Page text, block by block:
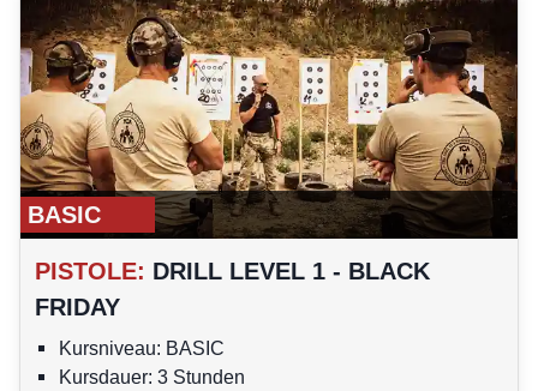
BASIC
PISTOLE: DRILL LEVEL 1 - BLACK
FRIDAY
Kursniveau: BASIC
Kursdauer: 3 Stunden